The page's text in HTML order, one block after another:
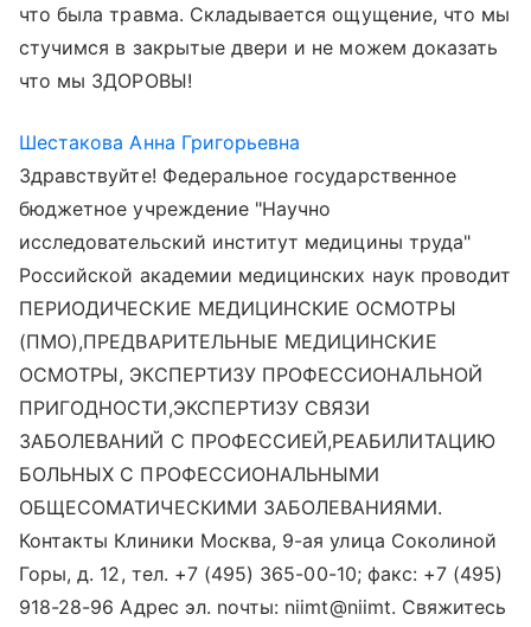
что была травма. Складывается ощущение, что мы
стучимся в закрытые двери и не можем доказать
что мы ЗДОРОВЫ!
Шестакова Анна Григорьевна
Здравствуйте! Федеральное государственное
бюджетное учреждение "Научно
исследовательский институт медицины труда"
Российской академии медицинских наук проводит
ПЕРИОДИЧЕСКИЕ МЕДИЦИНСКИЕ ОСМОТРЫ
(ПМО),ПРЕДВАРИТЕЛЬНЫЕ МЕДИЦИНСКИЕ
ОСМОТРЫ, ЭКСПЕРТИЗУ ПРОФЕССИОНАЛЬНОЙ
ПРИГОДНОСТИ,ЭКСПЕРТИЗУ СВЯЗИ
ЗАБОЛЕВАНИЙ С ПРОФЕССИЕЙ,РЕАБИЛИТАЦИЮ
БОЛЬНЫХ С ПРОФЕССИОНАЛЬНЫМИ
ОБЩЕСОМАТИЧЕСКИМИ ЗАБОЛЕВАНИЯМИ.
Контакты Клиники Москва, 9-ая улица Соколиной
Горы, д. 12, тел. +7 (495) 365-00-10; факс: +7 (495)
918-28-96 Адрес эл. noчты: niimt@niimt. Свяжитесь